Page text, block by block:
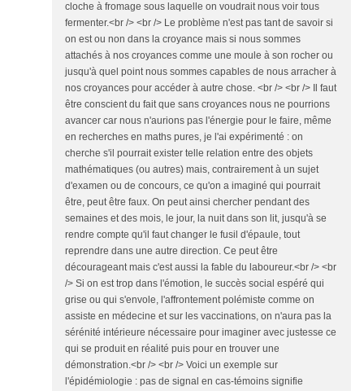
cloche à fromage sous laquelle on voudrait nous voir tous
fermenter.<br /> <br /> Le problème n'est pas tant de savoir si
on est ou non dans la croyance mais si nous sommes
attachés à nos croyances comme une moule à son rocher ou
jusqu'à quel point nous sommes capables de nous arracher à
nos croyances pour accéder à autre chose. <br /> <br /> Il faut
être conscient du fait que sans croyances nous ne pourrions
avancer car nous n'aurions pas l'énergie pour le faire, même
en recherches en maths pures, je l'ai expérimenté : on
cherche s'il pourrait exister telle relation entre des objets
mathématiques (ou autres) mais, contrairement à un sujet
d'examen ou de concours, ce qu'on a imaginé qui pourrait
être, peut être faux. On peut ainsi chercher pendant des
semaines et des mois, le jour, la nuit dans son lit, jusqu'à se
rendre compte qu'il faut changer le fusil d'épaule, tout
reprendre dans une autre direction. Ce peut être
décourageant mais c'est aussi la fable du laboureur.<br /> <br
/> Si on est trop dans l'émotion, le succès social espéré qui
grise ou qui s'envole, l'affrontement polémiste comme on
assiste en médecine et sur les vaccinations, on n'aura pas la
sérénité intérieure nécessaire pour imaginer avec justesse ce
qui se produit en réalité puis pour en trouver une
démonstration.<br /> <br /> Voici un exemple sur
l'épidémiologie : pas de signal en cas-témoins signifie